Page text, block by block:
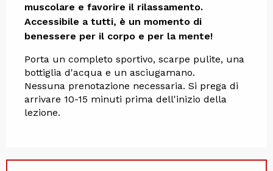
muscolare e favorire il rilassamento.
Accessibile a tutti, è un momento di
benessere per il corpo e per la mente!
Porta un completo sportivo, scarpe pulite, una
bottiglia d'acqua e un asciugamano.
Nessuna prenotazione necessaria. Si prega di
arrivare 10-15 minuti prima dell'inizio della
lezione.